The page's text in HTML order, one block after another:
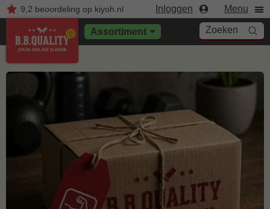
9,2 beoordelingop kiyoh.nl Inloggen Menu
Assortiment Zoeken